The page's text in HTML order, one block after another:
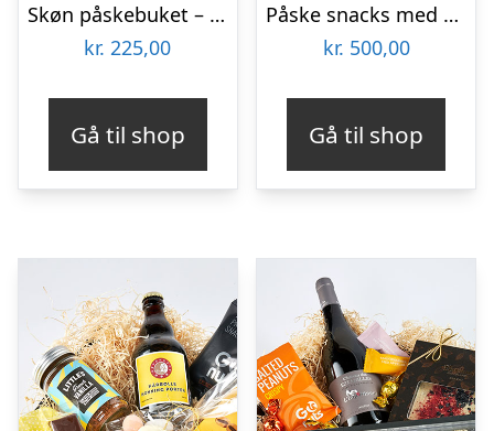
Skøn påskebuket – Send blomster med Bloomit
kr. 225,00
Gå til shop
Påske snacks med grønt – Send blomster med Bloomit
kr. 500,00
Gå til shop